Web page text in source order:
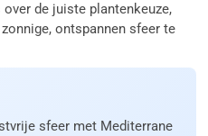
de juiste plantenkeuze,
ontspannen sfeer te
sfeer met Mediterrane